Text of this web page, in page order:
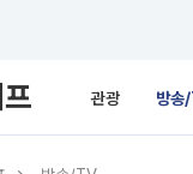
관광 방송